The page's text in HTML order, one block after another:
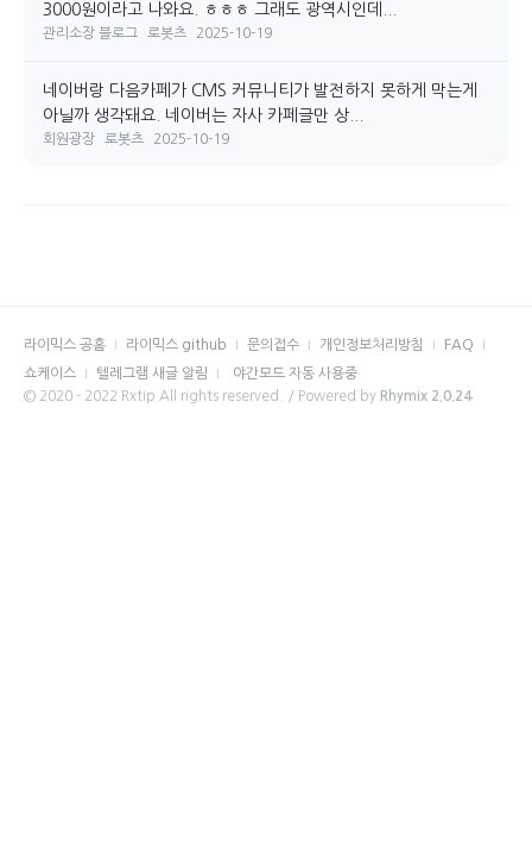
3000원이라고 나와요. ㅎㅎㅎ 그래도 광역시인데...
관리소장 블로그 로봇츠 2025-10-19
네이버랑 다음카페가 CMS 커뮤니티가 발전하지 못하게 막는게
아닐까 생각돼요. 네이버는 자사 카페글만 상...
회원광장 로봇츠 2025-10-19
라이믹스 공홈 라이믹스 github 문의접수 개인정보처리방침
FAQ
쇼케이스
텔레그램 새글 알림
야간모드 자동 사용중
© 2020 - 2022 Rxtip All rights reserved. / Powered by Rhymix 2.0.24